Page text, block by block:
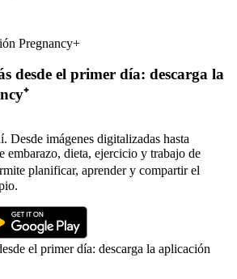
Pregnancy+
desde el primer día: descarga la
Desde imágenes digitalizadas hasta
embarazo, dieta, ejercicio y trabajo de
planificar, aprender y compartir el